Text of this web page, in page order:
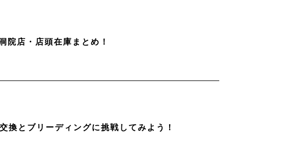
店・店頭在庫まとめ！
換とブリーディングに挑戦してみよう！